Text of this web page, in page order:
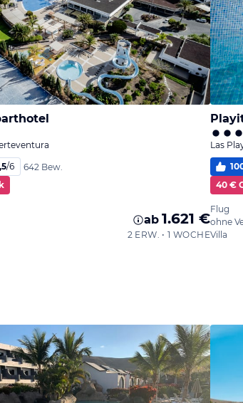
/6
642 Bew.
ab 1.621 €
2 ERW. • 1 WOCHE
Las
40 €
Flug
ohne
Villa